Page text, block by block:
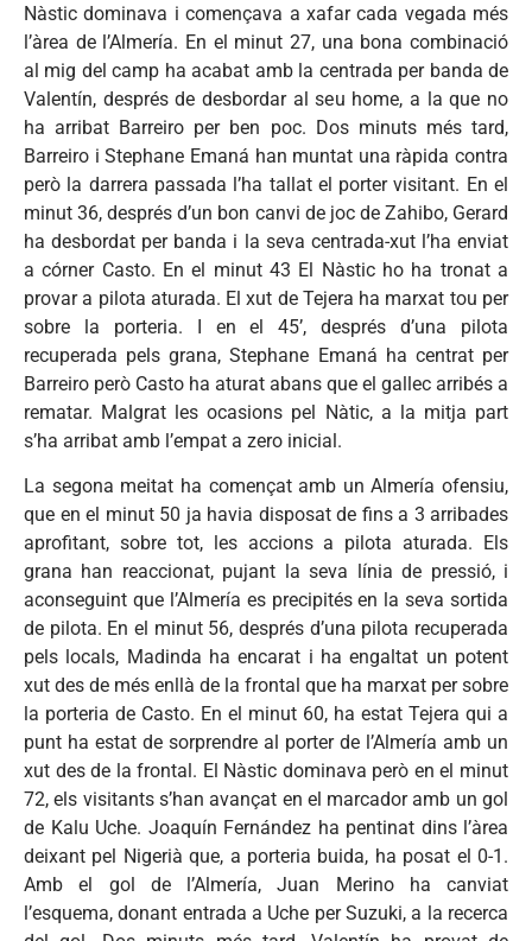
Nàstic dominava i començava a xafar cada vegada més
l’àrea de l’Almería. En el minut 27, una bona combinació
al mig del camp ha acabat amb la centrada per banda de
Valentín, després de desbordar al seu home, a la que no
ha arribat Barreiro per ben poc. Dos minuts més tard,
Barreiro i Stephane Emaná han muntat una ràpida contra
però la darrera passada l’ha tallat el porter visitant. En el
minut 36, després d’un bon canvi de joc de Zahibo, Gerard
ha desbordat per banda i la seva centrada-xut l’ha enviat
a córner Casto. En el minut 43 El Nàstic ho ha tronat a
provar a pilota aturada. El xut de Tejera ha marxat tou per
sobre la porteria. I en el 45’, després d’una pilota
recuperada pels grana, Stephane Emaná ha centrat per
Barreiro però Casto ha aturat abans que el gallec arribés a
rematar. Malgrat les ocasions pel Nàtic, a la mitja part
s’ha arribat amb l’empat a zero inicial.
La segona meitat ha començat amb un Almería ofensiu,
que en el minut 50 ja havia disposat de fins a 3 arribades
aprofitant, sobre tot, les accions a pilota aturada. Els
grana han reaccionat, pujant la seva línia de pressió, i
aconseguint que l’Almería es precipités en la seva sortida
de pilota. En el minut 56, després d’una pilota recuperada
pels locals, Madinda ha encarat i ha engaltat un potent
xut des de més enllà de la frontal que ha marxat per sobre
la porteria de Casto. En el minut 60, ha estat Tejera qui a
punt ha estat de sorprendre al porter de l’Almería amb un
xut des de la frontal. El Nàstic dominava però en el minut
72, els visitants s’han avançat en el marcador amb un gol
de Kalu Uche. Joaquín Fernández ha pentinat dins l’àrea
deixant pel Nigerià que, a porteria buida, ha posat el 0-1.
Amb el gol de l’Almería, Juan Merino ha canviat
l’esquema, donant entrada a Uche per Suzuki, a la recerca